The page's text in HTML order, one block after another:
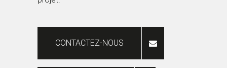
CONTACTEZ-NOUS